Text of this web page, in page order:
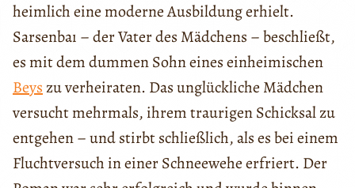
heimlich eine moderne Ausbildung erhielt.
Sarsenbaı – der Vater des Mädchens – beschließt,
es mit dem dummen Sohn eines einheimischen
Beyszu verheiraten. Das unglückliche Mädchen
versucht mehrmals, ihrem traurigen Schicksal zu
entgehen – und stirbt schließlich, als es bei einem
Fluchtversuch in einer Schneewehe erfriert. Der